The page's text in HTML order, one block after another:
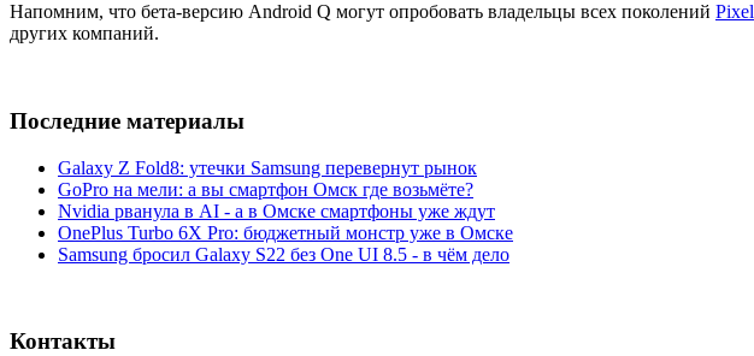
Напомним, что бета-версию Android Q могут опробовать владельцы всех поколений Pixel
других компаний.
Последние материалы
Galaxy Z Fold8: утечки Samsung перевернут рынок
GoPro на мели: а вы смартфон Омск где возьмёте?
Nvidia рванула в AI - а в Омске смартфоны уже ждут
OnePlus Turbo 6X Pro: бюджетный монстр уже в Омске
Samsung бросил Galaxy S22 без One UI 8.5 - в чём дело
Контакты